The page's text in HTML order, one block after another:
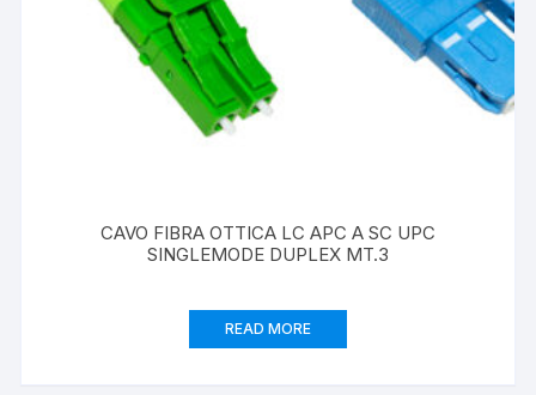
CAVO FIBRA OTTICA LC APC A SC UPC
SINGLEMODE DUPLEX MT.3
READ MORE